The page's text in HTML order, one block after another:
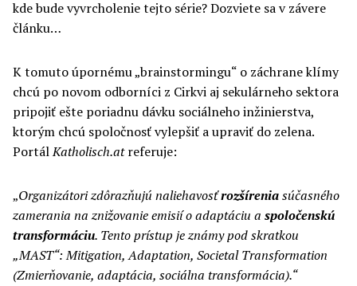
kde bude vyvrcholenie tejto série? Dozviete sa v závere
článku…
K tomuto úpornému „brainstormingu“ o záchrane klímy
chcú po novom odborníci z Cirkvi aj sekulárneho sektora
pripojiť ešte poriadnu dávku sociálneho inžinierstva,
ktorým chcú spoločnosť vylepšiť a upraviť do zelena.
PortálKatholisch.atreferuje:
„Organizátori zdôrazňujú naliehavosťrozšíreniasúčasného
zamerania na znižovanie emisií o adaptáciu a spoločenskú
transformáciu. Tento prístup je známy pod skratkou
„MAST“: Mitigation, Adaptation, Societal Transformation
(Zmierňovanie, adaptácia, sociálna transformácia).“